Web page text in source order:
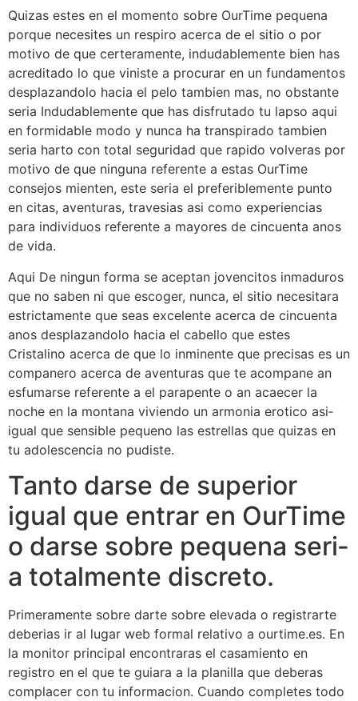
Quizas estes en el momento sobre OurTime pequena
porque necesites un respiro acerca de el sitio o por
motivo de que certeramente, indudablemente bien has
acreditado lo que viniste a procurar en un fundamentos
desplazandolo hacia el pelo tambien mas, no obstante
seri­a Indudablemente que has disfrutado tu lapso aqui
en formidable modo y nunca ha transpirado tambien
seri­a harto con total seguridad que rapido volveras por
motivo de que ninguna referente a estas OurTime
consejos mienten, este seri­a el preferiblemente punto
en citas, aventuras, travesias asi­ como experiencias
para individuos referente a mayores de cincuenta anos
de vida.
Aqui De ningun forma se aceptan jovencitos inmaduros
que no saben ni que escoger, nunca, el sitio necesitara
estrictamente que seas excelente acerca de cincuenta
anos desplazandolo hacia el cabello que estes
Cristalino acerca de que lo inminente que precisas es un
companero acerca de aventuras que te acompane an
esfumarse referente a el parapente o an acaecer la
noche en la montana viviendo un armonia erotico asi­
igual que sensible pequeno las estrellas que quizas en
tu adolescencia no pudiste.
Tanto darse de superior
igual que entrar en OurTime
o darse sobre pequena seri­
a totalmente discreto.
Primeramente sobre darte sobre elevada o registrarte
deberias ir al lugar web formal relativo a ourtime.es. En
la monitor principal encontraras el casamiento en
registro en el que te guiara a la planilla que deberas
complacer con tu informacion. Cuando completes todo